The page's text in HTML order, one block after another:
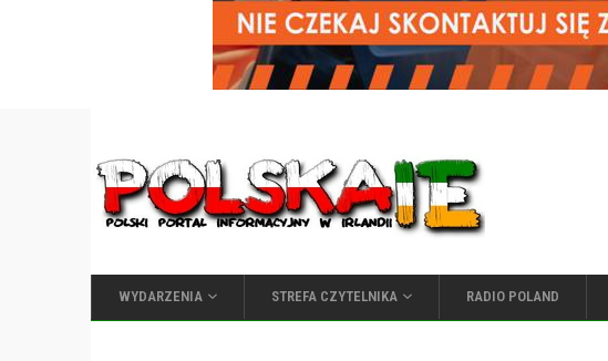
WYDARZENIA STREFA CZYTELNIKA RADIO POLAND